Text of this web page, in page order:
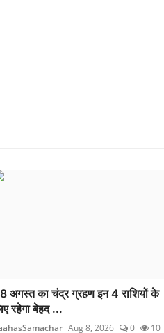
अगस्त का चंद्र ग्रहण इन 4 राशियों के
रहेगा बेहद ...
Aug 8, 2026 0 10